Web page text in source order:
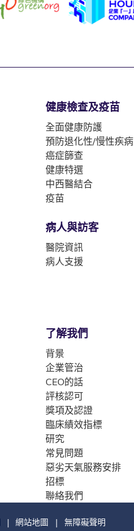
健康檢查及疫苗
全面健康防護
預防退化性/慢性疾病
癌症篩查
健康特選
中西醫結合
疫苗
病人與訪客
醫院資訊
病人支援
了解我們
背景
企業管治
CEO的話
評核認可
獎項及認證
臨床績效指標
研究
常見問題
惡劣天氣服務安排
招標
聯絡我們
網站地圖 無障礙聲明